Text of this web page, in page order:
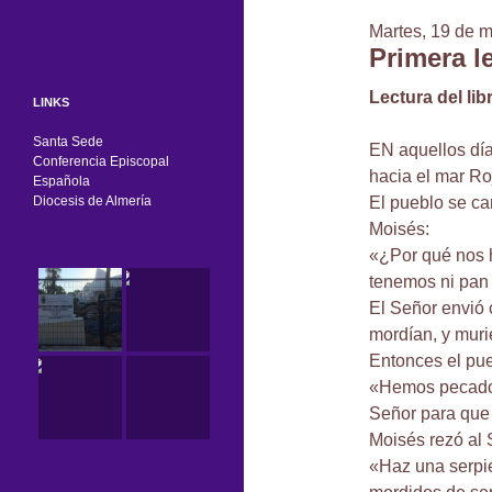
Martes, 19 de
Primera
Lectura del
EN aquellos
hacia el mar
El pueblo se
Moisés:
«¿Por qué nos
tenemos ni
El Señor envió
mordían, y
Entonces el
«Hemos
Señor para
Moisés rezó al
«Haz una
LINKS
Santa Sede
Conferencia Episcopal
Española
Diocesis de Almería